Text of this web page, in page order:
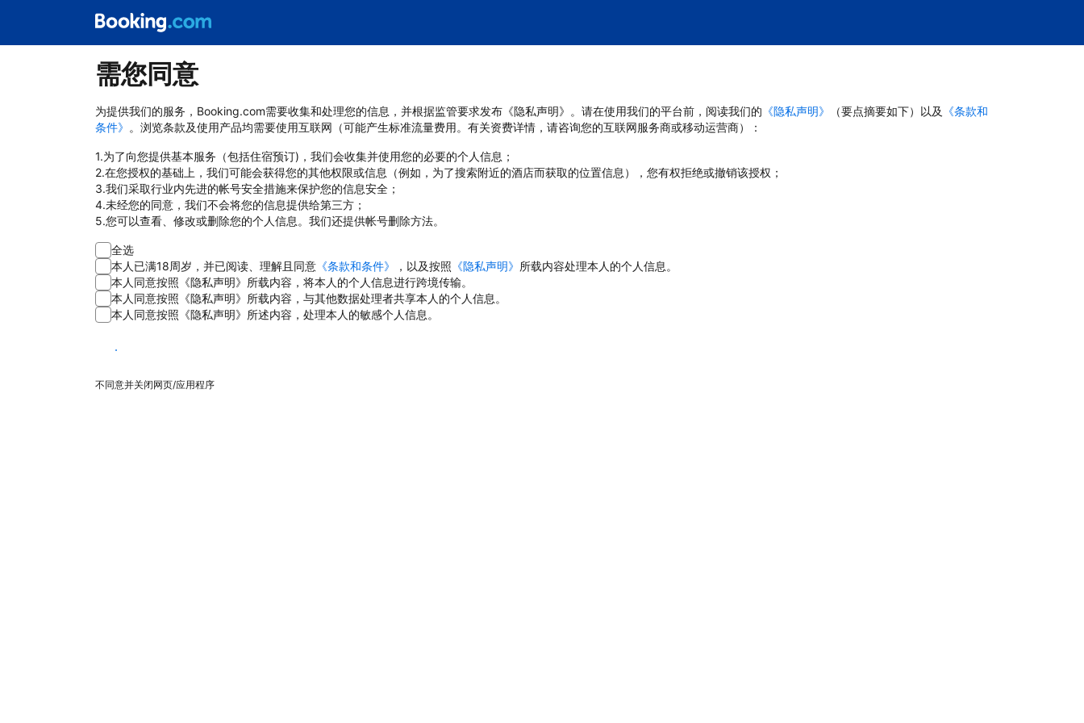
需您同意
为提供我们的服务，Booking.com需要收集和处理您的信息，并根据监管要求发布《隐私声明》。请在使用我们的平台前，阅读我们的 《隐私声明》 （要点摘要如下）以及 《条款和
条件》 。浏览条款及使用产品均需要使用互联网（可能产生标准流量费用。有关资费详情，请咨询您的互联网服务商或移动运营商）：
1.为了向您提供基本服务（包括住宿预订)，我们会收集并使用您的必要的个人信息；
2.在您授权的基础上，我们可能会获得您的其他权限或信息（例如，为了搜索附近的酒店而获取的位置信息），您有权拒绝或撤销该授权；
3.我们采取行业内先进的帐号安全措施来保护您的信息安全；
4.未经您的同意，我们不会将您的信息提供给第三方；
5.您可以查看、修改或删除您的个人信息。我们还提供帐号删除方法。
全选
本人已满18周岁，并已阅读、理解且同意 《条款和条件》 ，以及按照 《隐私声明》 所载内容处理本人的个人信息。
本人同意按照《隐私声明》所载内容，将本人的个人信息进行跨境传输。
本人同意按照《隐私声明》所载内容，与其他数据处理者共享本人的个人信息。
本人同意按照《隐私声明》所述内容，处理本人的敏感个人信息。
同意
不同意并关闭网页/应用程序